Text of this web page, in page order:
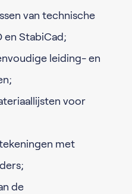
van technische
en StabiCad;
leiding- en
voor
met
de